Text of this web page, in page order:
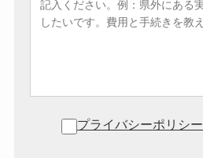
プライバシーポリシー